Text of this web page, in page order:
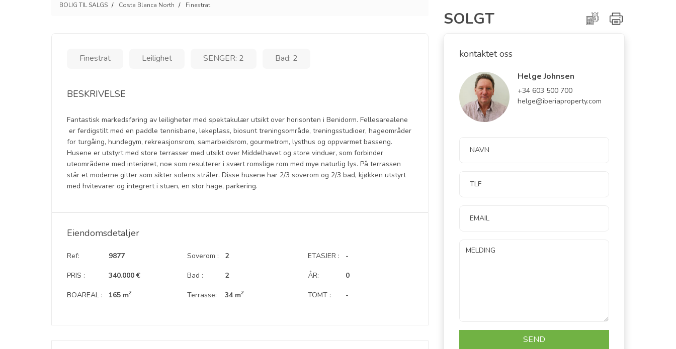
BOLIG TIL SALGS Costa Blanca North Finestrat
SOLGT
Finestrat Leilighet SENGER: 2 Bad: 2
BESKRIVELSE
Fantastisk markedsføring av leiligheter med spektakulær utsikt over horisonten i Benidorm. Fellesarealene
er ferdigstilt med en paddle tennisbane, lekeplass, biosunt treningsområde, treningsstudioer, hageområder
for turgåing, hundegym, rekreasjonsrom, samarbeidsrom, gourmetrom, lysthus og oppvarmet basseng.
Husene er utstyrt med store terrasser med utsikt over Middelhavet og store vinduer, som forbinder
uteområdene med interiøret, noe som resulterer i svært romslige rom med mye naturlig lys. På terrassen
står et moderne gitter som sikter solens stråler. Disse husene har 2/3 soverom og 2/3 bad, kjøkken utstyrt
med hvitevarer og integrert i stuen, en stor hage, parkering.
Eiendomsdetaljer
Ref:
PRIS :
BOAREAL :
9877
340.000 €
165 m2
Soverom :
Bad :
Terrasse:
2
2
34 m2
ETASJER :
ÅR:
TOMT :
-
0
-
kontaktet oss
Helge Johnsen
+34 603 500 700
helge@iberiaproperty.com